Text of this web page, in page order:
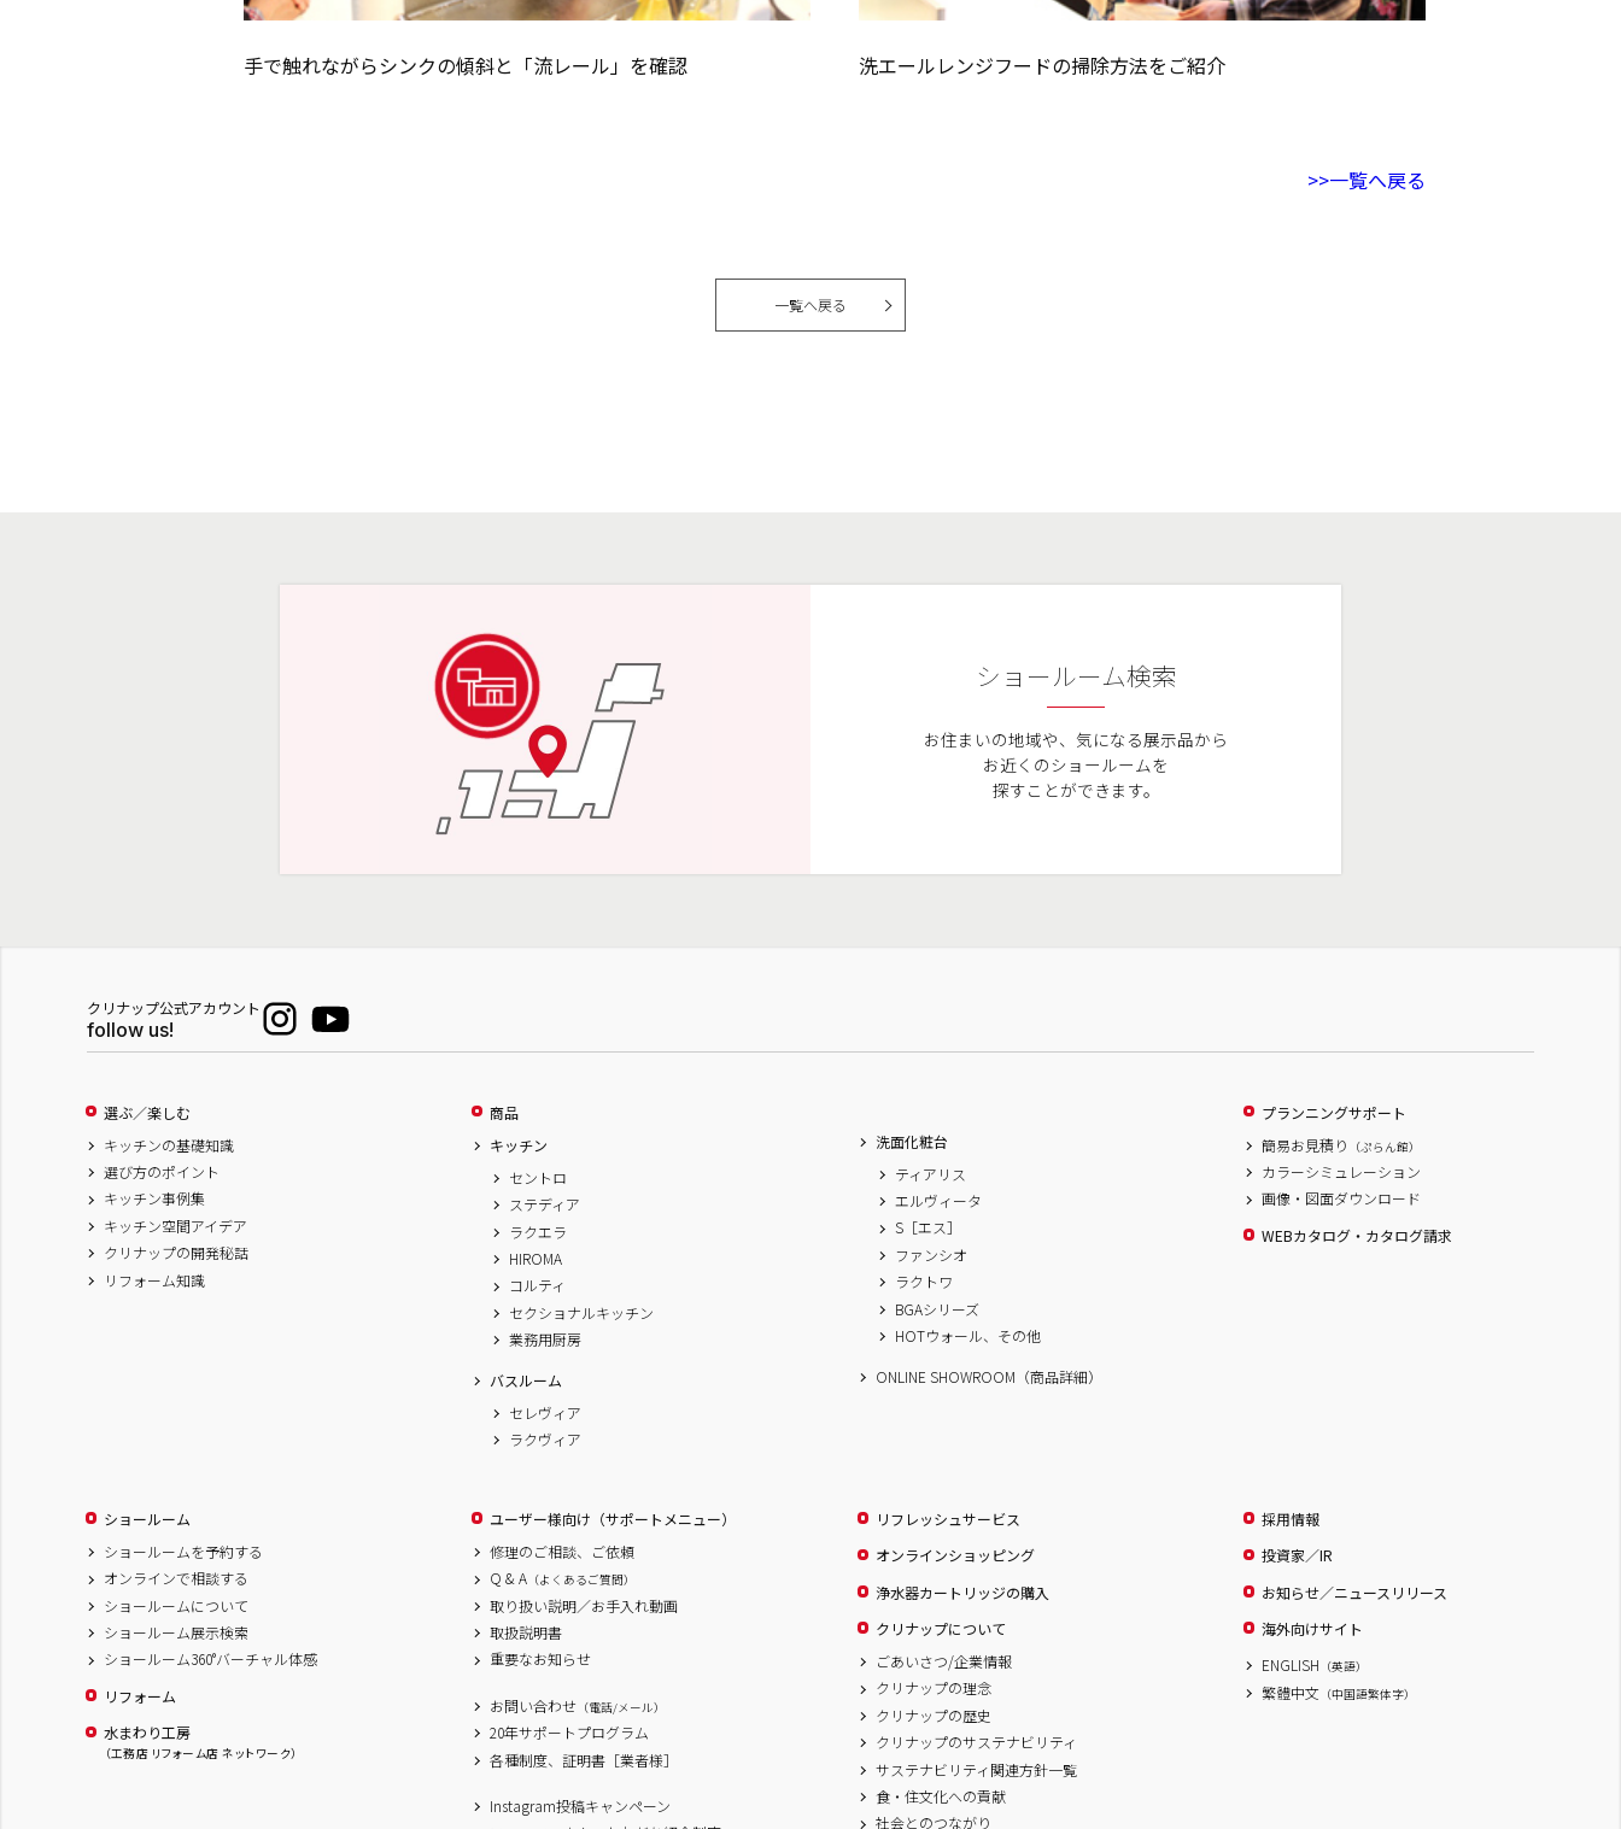
手で触れながらシンクの傾斜と「流レール」を確認 洗エールレンジフードの掃除方法をご紹介
>>一覧へ戻る
一覧へ戻る
ショールーム検索
お住まいの地域や、 気になる展示品から
お近くのショールームを
探すことができます。
クリナップ公式アカウント
follow us!
選ぶ／楽しむ
キッチンの基礎知識
選び方のポイント
キッチン事例集
キッチン空間アイデア
クリナップの開発秘話
リフォーム知識
商品
キッチン
セントロ
ステディア
ラクエラ
HIROMA
コルティ
セクショナルキッチン
業務用厨房
バスルーム
セレヴィア
ラクヴィア
洗面化粧台
ティアリス
エルヴィータ
S［エス］
ファンシオ
ラクトワ
BGAシリーズ
HOTウォール、その他
ONLINE SHOWROOM（商品詳細）
プランニングサポート
簡易お見積り
（ぷらん館）
カラーシミュレーション
画像・図面ダウンロード
WEBカタログ・カタログ請求
ショールーム
ショールームを予約する
オンラインで相談する
ショールームについて
ショールーム展示検索
ショールーム360°バーチャル体感
リフォーム
水まわり工房
（工務店 リフォーム店 ネットワーク）
ユーザー様向け（サポートメニュー）
修理のご相談、ご依頼
Q & A （よくあるご質問）
取り扱い説明／お手入れ動画
取扱説明書
重要なお知らせ
お問い合わせ （電話/メール）
20年サポートプログラム
各種制度、証明書［業者様］
Instagram投稿キャンペーン
リフレッシュサービス
オンラインショッピング
浄水器カートリッジの購入
クリナップについて
ごあいさつ/企業情報
クリナップの理念
クリナップの歴史
クリナップのサステナビリティ
サステナビリティ関連方針一覧
食・住文化への貢献
社会とのつながり
採用情報
投資家／IR
お知らせ／ニュースリリース
海外向けサイト
ENGLISH （英語）
繁體中文 （中国語繁体字）